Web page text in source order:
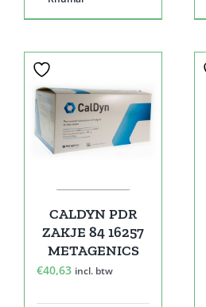
CALDYN PDR
ZAKJE 84 16257
METAGENICS
€40,63 incl. btw